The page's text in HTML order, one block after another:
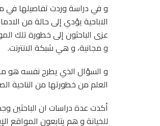
و في دراسة وردت تفاصيلها في
الاباحية يؤدي إلى حالة من
عزى الباحثون إلى خطورة تلك
و مجانية، و هي شبكة الانترنت.
و السؤال الذي يطرح نفسه هو
العلم من خطورتها من الناحية
أكدت عدة دراسات ان الباحثين